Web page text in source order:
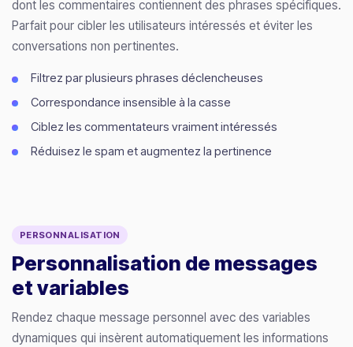
dont les commentaires contiennent des phrases spécifiques.
Parfait pour cibler les utilisateurs intéressés et éviter les
conversations non pertinentes.
Filtrez par plusieurs phrases déclencheuses
Correspondance insensible à la casse
Ciblez les commentateurs vraiment intéressés
Réduisez le spam et augmentez la pertinence
PERSONNALISATION
Personnalisation de messages
et variables
Rendez chaque message personnel avec des variables
dynamiques qui insèrent automatiquement les informations